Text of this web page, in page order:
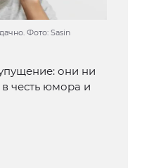
Фото: Sasin
они ни
честь юмора и